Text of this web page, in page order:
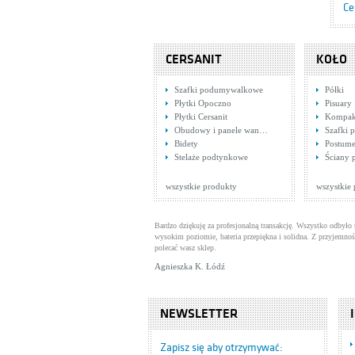
CERSANIT
Szafki podumywalkowe
Płytki Opoczno
Płytki Cersanit
Obudowy i panele wan…
Bidety
Stelaże podtynkowe
wszystkie produkty
KOŁO
Półki
Pisuary
Szafki
Ściany
wszystkie
Bardzo dziękuję za profesjonalną transakcję. Wszystko odbyło
wysokim poziomie, bateria przepiękna i solidna. Z
polecać wasz sklep.
Agnieszka K. Łódź
NEWSLETTER
Zapisz się aby otrzymywać: